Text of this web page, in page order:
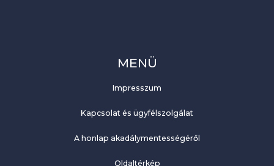
MENÜ
Impresszum
Kapcsolat és ügyfélszolgálat
A honlap akadálymentességéről
Oldaltérkép